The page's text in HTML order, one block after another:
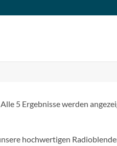
Alle 5 Ergebnisse werden
hochwertigen